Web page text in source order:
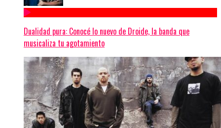
Dualidad pura: Conocé lo nuevo de Droide, la banda que
musicaliza tu agotamiento